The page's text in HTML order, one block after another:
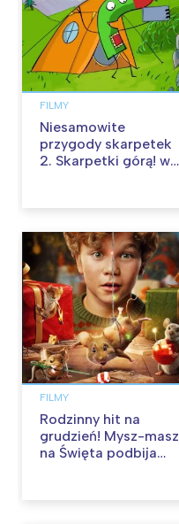
FILMY
Niesamowite
przygody skarpetek
2. Skarpetki górą! w
FILMY
Rodzinny hit na
grudzień! Mysz-masz
na Święta podbija